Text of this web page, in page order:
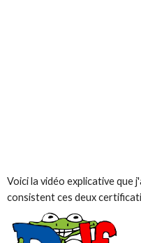
Voici la vidéo explicative que
consistent ces deux